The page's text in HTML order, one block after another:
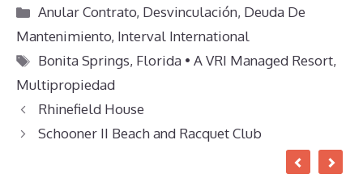
Categorías
Anular Contrato, Desvinculación, Deuda De
Mantenimiento, Interval International
Etiquetas
Bonita Springs, Florida • A VRI Managed Resort,
Multipropiedad
Rhinefield House
Schooner II Beach and Racquet Club